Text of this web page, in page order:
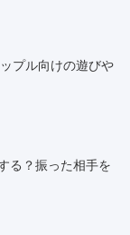
プル向けの遊びや
る？振った相手を